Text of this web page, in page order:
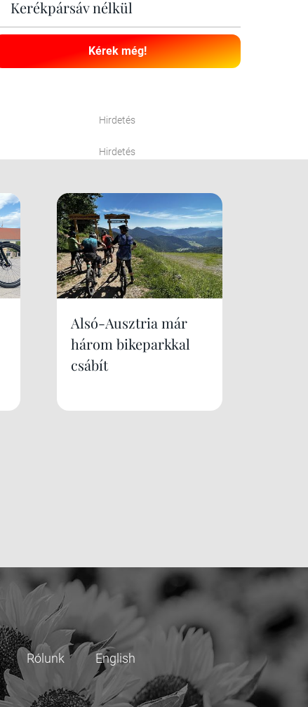
Kerékpársáv nélkül
Kérek még!
Hirdetés
Hirdetés
Alsó-Ausztria már
három bikeparkkal
csábít
Rólunk English